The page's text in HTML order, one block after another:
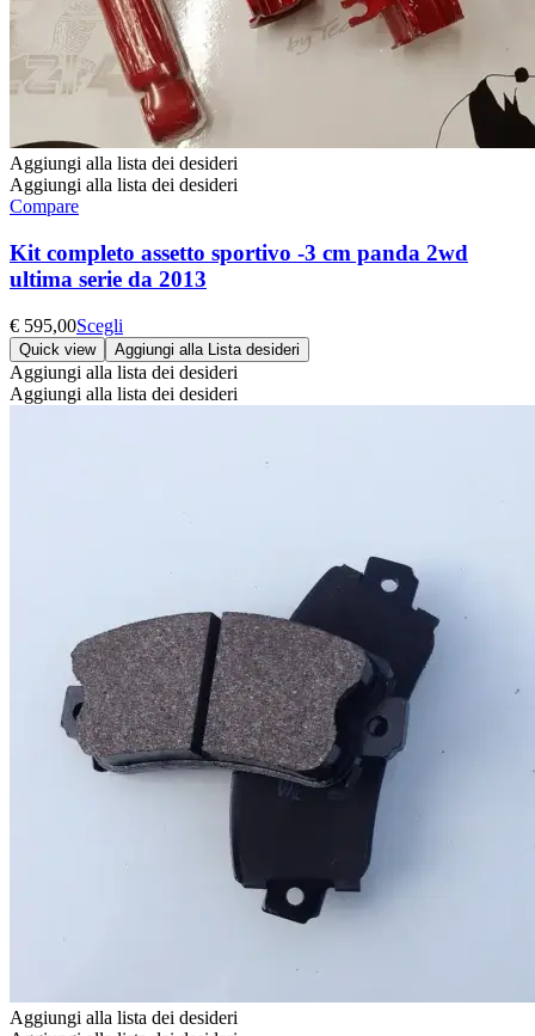
Aggiungi alla lista dei desideri
Aggiungi alla lista dei desideri
Compare
Kit completo assetto sportivo -3 cm panda 2wd
ultima serie da 2013
€ 595,00Scegli
prodotto
ha
più
varianti.
Quick view Aggiungi alla Lista desideri
Aggiungi alla lista dei desideri
Aggiungi alla lista dei desideri
Aggiungi alla lista dei desideri